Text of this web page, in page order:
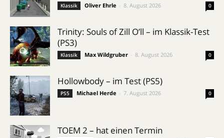
Klassik Oliver Ehrle 8. August 2026 0
Trinity: Souls of Zill O’ll – im Klassik-Test
(PS3)
Klassik Max Wildgruber 8. August 2026 0
Hollowbody – im Test (PS5)
PS5 Michael Herde 7. August 2026 0
TOEM 2 – hat einen Termin